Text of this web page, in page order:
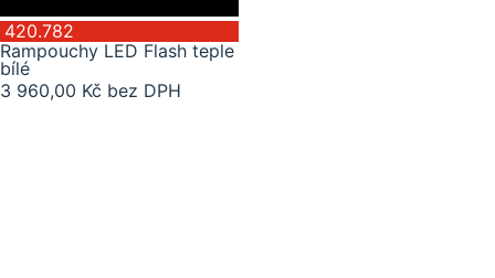
420.782
Rampouchy LED Flash teple
bílé
3 960,00 Kč bez DPH